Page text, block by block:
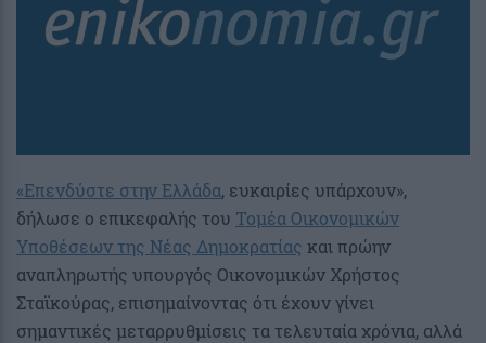
«Επενδύστε στην Ελλάδα, ευκαιρίες υπάρχουν»,
δήλωσε ο επικεφαλής του Τομέα Οικονομικών
Υποθέσεων της Νέας Δημοκρατίας και πρώην
αναπληρωτής υπουργός Οικονομικών Χρήστος
Σταϊκούρας, επισημαίνοντας ότι έχουν γίνει
σημαντικές μεταρρυθμίσεις τα τελευταία χρόνια, αλλά